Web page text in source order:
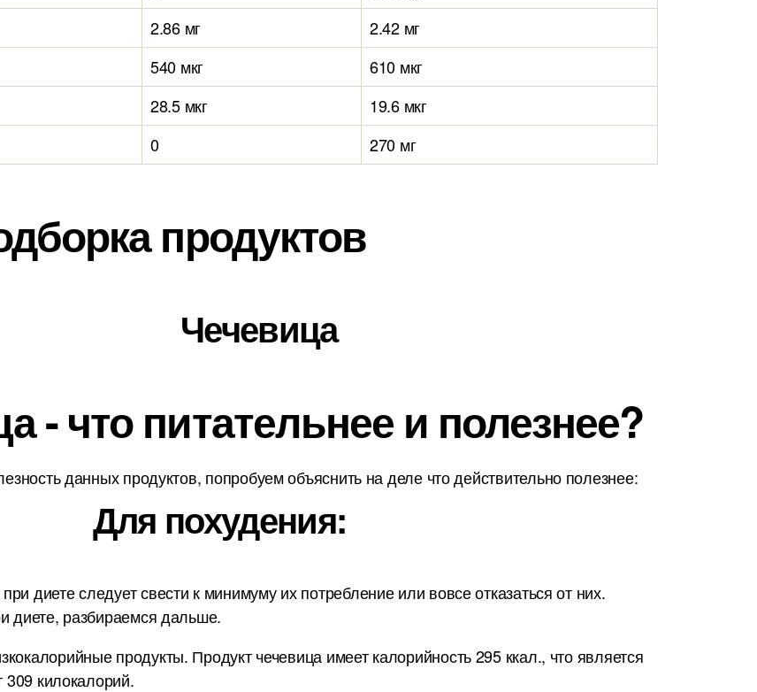
2.86 мг
2.42 мг
540 мкг
610 мкг
28.5 мкг
19.6 мкг
0 270 мг
продуктов
Чечевица
- что питательнее и полезнее?
данных продуктов, попробуем объяснить на деле что действительно полезнее:
Для похудения:
диете следует свести к минимуму их потребление или вовсе отказаться от них.
диете, разбираемся дальше.
продукты. Продукт чечевица имеет калорийность 295 ккал., что является
309 килокалорий.